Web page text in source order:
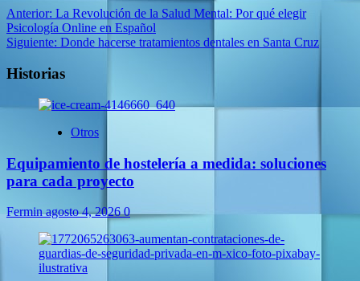
Navegación
de
Anterior: La Revolución de la Salud Mental: Por qué elegir
Psicología Online en Español
Siguiente: Donde hacerse tratamientos dentales en Santa Cruz
Historias
Otros
Equipamiento de hostelería a medida: soluciones
para cada proyecto
Ferminagosto 4, 20260